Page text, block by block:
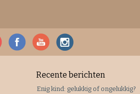
Recente berichten
Enig kind: gelukkig of ongelukkig?